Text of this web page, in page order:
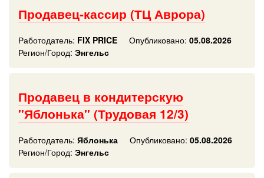
Продавец-кассир (ТЦ Аврора)
Работодатель: FIX PRICE Опубликовано: 05.08.2026
Регион/Город: Энгельс
Продавец в кондитерскую
"Яблонька" (Трудовая 12/3)
Работодатель: Яблонька Опубликовано: 05.08.2026
Регион/Город: Энгельс